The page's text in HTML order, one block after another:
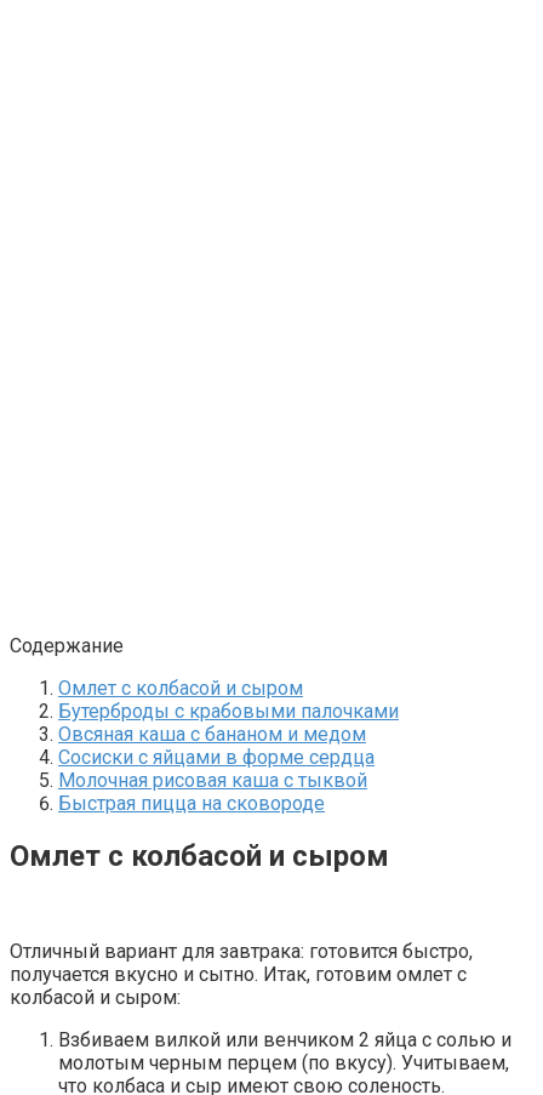
Содержание
Омлет с колбасой и сыром
Бутерброды с крабовыми палочками
Овсяная каша с бананом и медом
Сосиски с яйцами в форме сердца
Молочная рисовая каша с тыквой
Быстрая пицца на сковороде
Омлет с колбасой и сыром
Отличный вариант для завтрака: готовится быстро,
получается вкусно и сытно. Итак, готовим омлет с
колбасой и сыром:
Взбиваем вилкой или венчиком 2 яйца с солью и
молотым черным перцем (по вкусу). Учитываем,
что колбаса и сыр имеют свою соленость.